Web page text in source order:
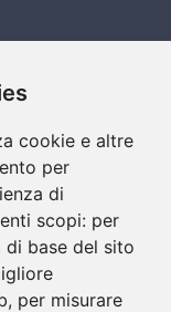
cookie e altre
per
di
scopi: per
base del sito
, per misurare